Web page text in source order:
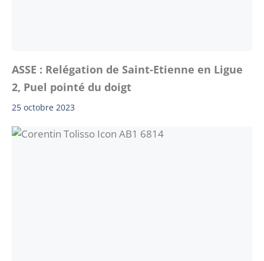
ASSE : Relégation de Saint-Etienne en Ligue
2, Puel pointé du doigt
25 octobre 2023